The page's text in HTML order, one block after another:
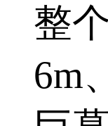
整
6m